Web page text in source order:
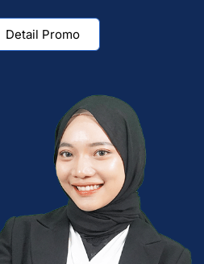
Detail Promo